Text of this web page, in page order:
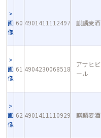
画
像
60 4901411112497 麒麟麦酒
画
像
61 4904230068518
アサヒビ
ール
画
像
62 4901411110929 麒麟麦酒